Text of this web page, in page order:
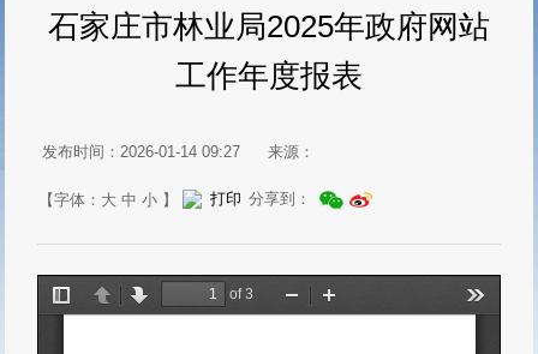
石家庄市林业局2025年政府网站
工作年度报表
发布时间：2026-01-14 09:27 来源：
【字体： 大 中 小】 打印 分享到：